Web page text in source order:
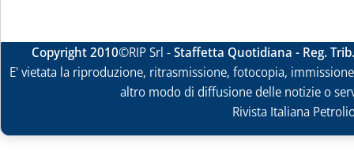
Copyright 2010©RIP Srl -Staffetta Quotidiana - Reg.
E' vietata la riproduzione, ritrasmissione, fotocopia,
altro modo di diffusione delle notizie o
Rivista Italiana